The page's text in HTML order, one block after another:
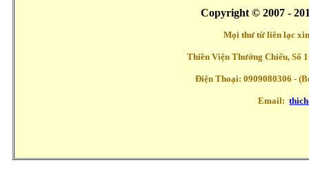
Copyright © 2007 -
Mọi thư từ liên lạc
Thiền Viện Thường Chiếu, Số
Điện Thoại: 0909080306 -
Email: